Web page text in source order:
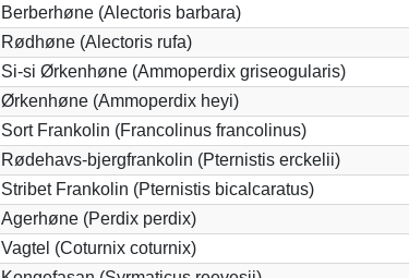
Berberhøne (Alectoris barbara)
Rødhøne (Alectoris rufa)
Si-si Ørkenhøne (Ammoperdix griseogularis)
Ørkenhøne (Ammoperdix heyi)
Sort Frankolin (Francolinus francolinus)
Rødehavs-bjergfrankolin (Pternistis erckelii)
Stribet Frankolin (Pternistis bicalcaratus)
Agerhøne (Perdix perdix)
Vagtel (Coturnix coturnix)